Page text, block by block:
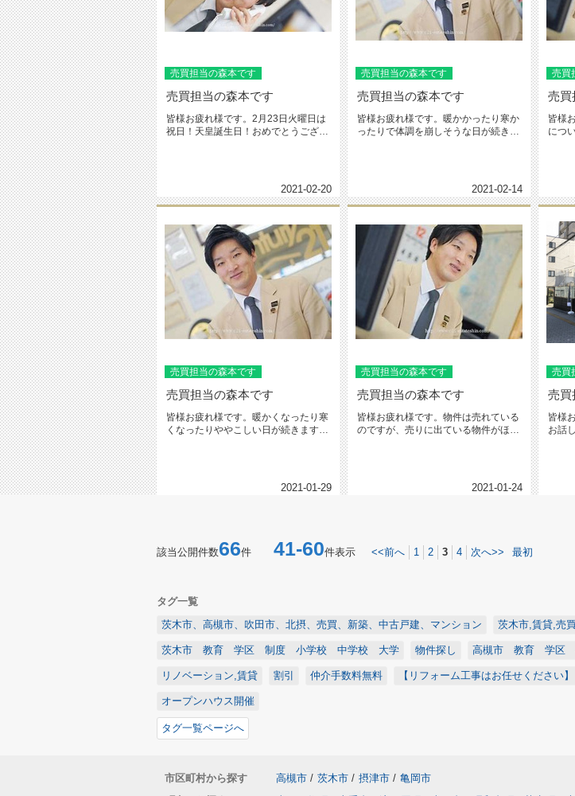
売買担当の森本です
売買担当の森本です
皆様お疲れ様です。2月23日火曜日は
祝日！天皇誕生日！おめでとうござい
2021-02-20
売買担当の森本です
売買担当の森本です
皆様お疲れ様です。暖かかったり寒か
ったりで体調を崩しそうな日が続きま
2021-02-14
売買
売買
皆様
につ
売買担当の森本です
売買担当の森本です
皆様お疲れ様です。暖かくなったり寒
くなったりややこしい日が続きます
2021-01-29
売買担当の森本です
売買担当の森本です
皆様お疲れ様です。物件は売れている
のですが、売りに出ている物件がほん
2021-01-24
売買
売買
皆様
お話
該当公開件数66件 41-60件表示 <<前へ 1 2 3 4 次へ>> 最初
タグ一覧
茨木市、高槻市、吹田市、北摂、売買、新築、中古戸建、マンション
茨木市,賃貸,売
茨木市 教育 学区 制度 小学校 中学校 大学 物件探し 高槻市 教育 学区
リノベーション,賃貸 割引 仲介手数料無料 【リフォーム工事はお任せください】
オープンハウス開催
タグ一覧ページへ
市区町村から探す 高槻市 / 茨木市 / 摂津市 / 亀岡市